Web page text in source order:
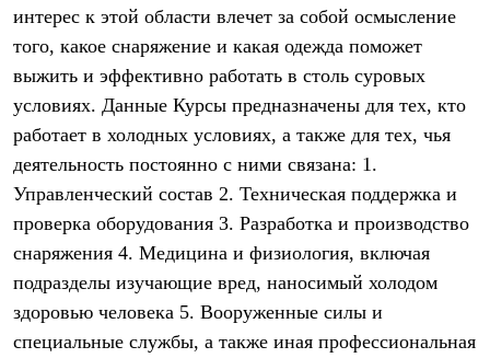
Брюки
Флисовая одежда
Куртки
Брюки
Термобелье
Теплое термобелье
Легкое термобелье
Лёгкая одежда
Футболки
Рубашки
Толстовки
Брюки
Женская одежда
Утепленная пухом
интерес к этой области влечет за собой осмысление
того, какое снаряжение и какая одежда поможет
выжить и эффективно работать в столь суровых
условиях. Данные Курсы предназначены для тех, кто
работает в холодных условиях, а также для тех, чья
деятельность постоянно с ними связана: 1.
Управленческий состав 2. Техническая поддержка и
проверка оборудования 3. Разработка и производство
снаряжения 4. Медицина и физиология, включая
подразделы изучающие вред, наносимый холодом
здоровью человека 5. Вооруженные силы и
специальные службы, а также иная профессиональная